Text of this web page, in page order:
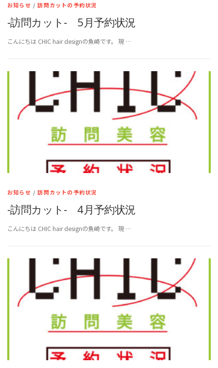
お知らせ /訪問カットの予約状況
-訪問カット- 5月予約状況
こんにちは CHIC hair designの魚崎です。 現 …
お知らせ /訪問カットの予約状況
-訪問カット- 4月予約状況
こんにちは CHIC hair designの魚崎です。 現 …